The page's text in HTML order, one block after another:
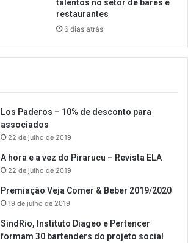
talentos no setor de bares e
restaurantes
6 dias atrás
Los Paderos – 10% de desconto para
associados
22 de julho de 2019
A hora e a vez do Pirarucu – Revista ELA
22 de julho de 2019
Premiação Veja Comer & Beber 2019/2020
19 de julho de 2019
SindRio, Instituto Diageo e Pertencer
formam 30 bartenders do projeto social